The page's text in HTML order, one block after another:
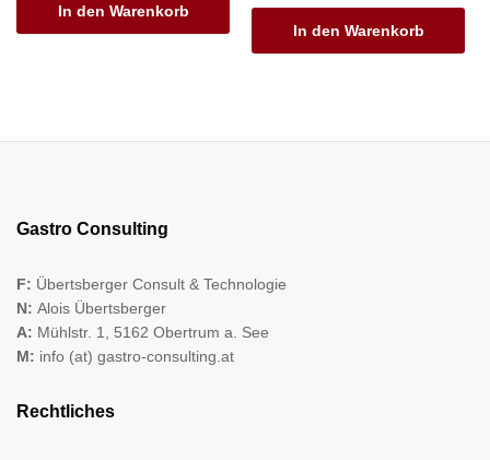
In den Warenkorb
In den Warenkorb
Gastro Consulting
F: Übertsberger Consult & Technologie
N: Alois Übertsberger
A: Mühlstr. 1, 5162 Obertrum a. See
M: info (at) gastro-consulting.at
Rechtliches